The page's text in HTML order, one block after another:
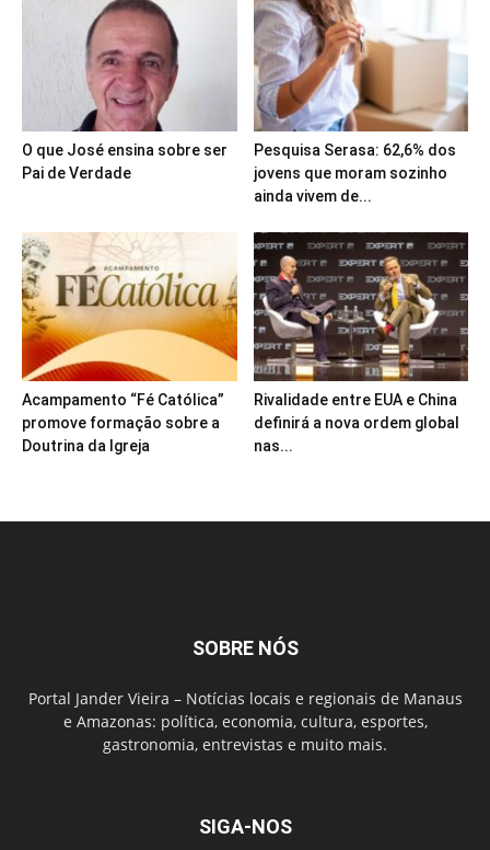
O que José ensina sobre ser
Pai de Verdade
Pesquisa Serasa: 62,6% dos
jovens que moram sozinho
ainda vivem de...
Acampamento “Fé Católica”
promove formação sobre a
Doutrina da Igreja
Rivalidade entre EUA e China
definirá a nova ordem global
nas...
SOBRE NÓS
Portal Jander Vieira – Notícias locais e regionais de Manaus
e Amazonas: política, economia, cultura, esportes,
gastronomia, entrevistas e muito mais.
SIGA-NOS